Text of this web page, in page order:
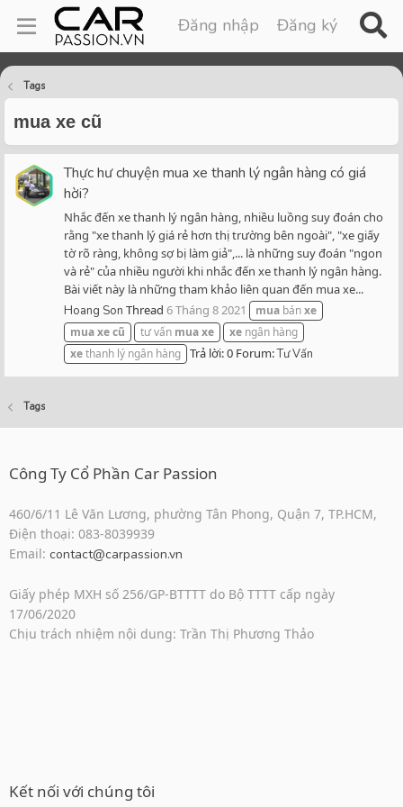
Đăng nhập Đăng ký
Tags
mua xe cũ
Thực hư chuyện mua xe thanh lý ngân hàng có giá
hời?
Nhắc đến xe thanh lý ngân hàng, nhiều luồng suy đoán cho
rằng "xe thanh lý giá rẻ hơn thị trường bên ngoài", "xe giấy
tờ rõ ràng, không sợ bị làm giả",... là những suy đoán "ngon
và rẻ" của nhiều người khi nhắc đến xe thanh lý ngân hàng.
Bài viết này là những tham khảo liên quan đến mua xe...
Hoang Son Thread 6 Tháng 8 2021 mua bánxe
muaxecũ tư vấn muaxe xe ngân hàng
xethanh lý ngân hàng Trả lời: 0 Forum:Tư Vấn
Tags
Công Ty Cổ Phần Car Passion
460/6/11 Lê Văn Lương, phường Tân Phong, Quận 7, TP.HCM,
Điện thoại: 083-8039939
Email: contact@carpassion.vn
Giấy phép MXH số 256/GP-BTTTT do Bộ TTTT cấp ngày
17/06/2020
Chịu trách nhiệm nội dung: Trần Thị Phương Thảo
Kết nối với chúng tôi